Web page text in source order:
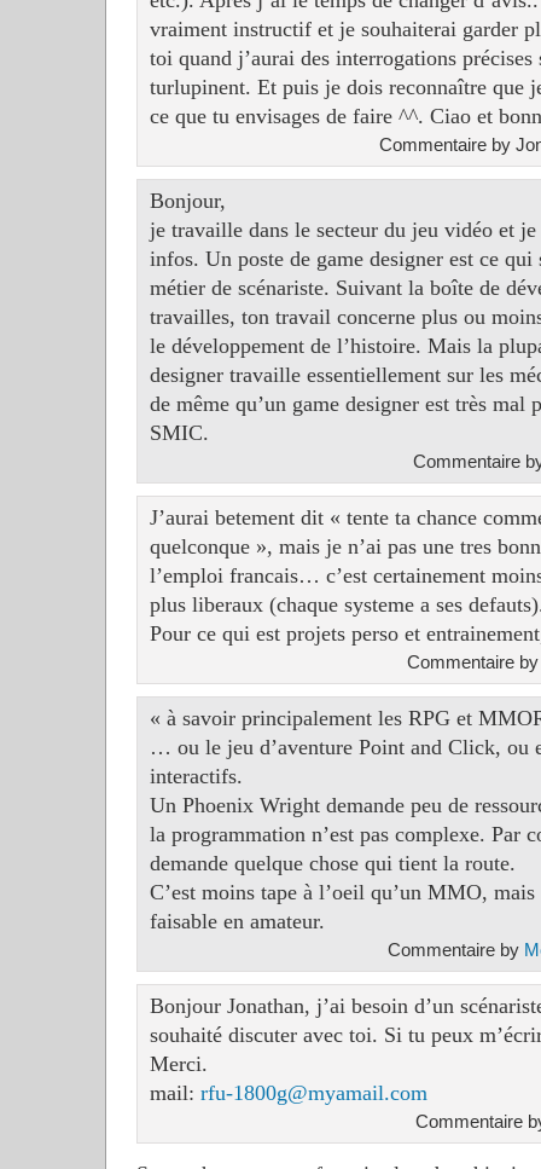
vraiment instructif et je souhaiterai garder
toi quand j’aurai des interrogations précises
turlupinent. Et puis je dois reconnaître que
ce que tu envisages de faire ^^. Ciao et
Commentaire by
Bonjour,
je travaille dans le secteur du jeu vidéo et je
infos. Un poste de game designer est ce qui
métier de scénariste. Suivant la boîte de
travailles, ton travail concerne plus ou
le développement de l’histoire. Mais la
designer travaille essentiellement sur les
de même qu’un game designer est très mal
SMIC.
Commentaire
J’aurai betement dit « tente ta chance
quelconque », mais je n’ai pas une tres
l’emploi francais… c’est certainement
plus liberaux (chaque systeme a ses
Pour ce qui est projets perso et
Commentaire
« à savoir principalement les RPG et
… ou le jeu d’aventure Point and Click, ou
interactifs.
Un Phoenix Wright demande peu de
la programmation n’est pas complexe. Par
demande quelque chose qui tient la route.
C’est moins tape à l’oeil qu’un MMO, mais
faisable en amateur.
Commentaire by
Bonjour Jonathan, j’ai besoin d’un
souhaité discuter avec toi. Si tu peux
Merci.
mail: rfu-1800g@myamail.com
Commentaire